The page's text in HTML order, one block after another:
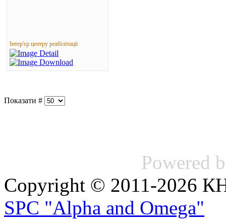
Інтер'єр центру реабілітації
Показати #
Powered
Copyright © 2011-2026
SPC "Alpha and Omega"